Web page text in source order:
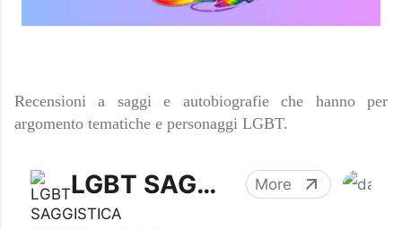
Recensioni a saggi e autobiografie che hanno per
argomento tematiche e personaggi LGBT.